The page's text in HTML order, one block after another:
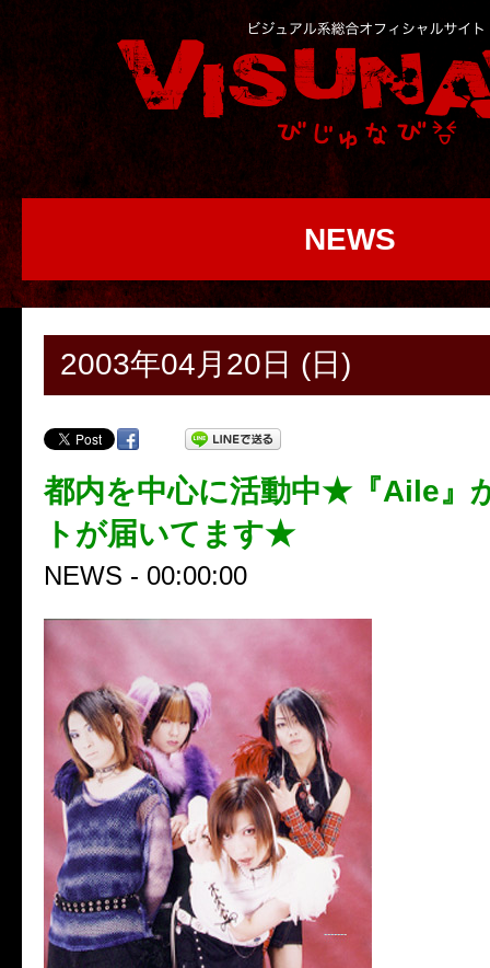
NEWS
2003年04月20日 (日)
都内を中心に活動中★『Aile』
トが届いてます★
NEWS - 00:00:00